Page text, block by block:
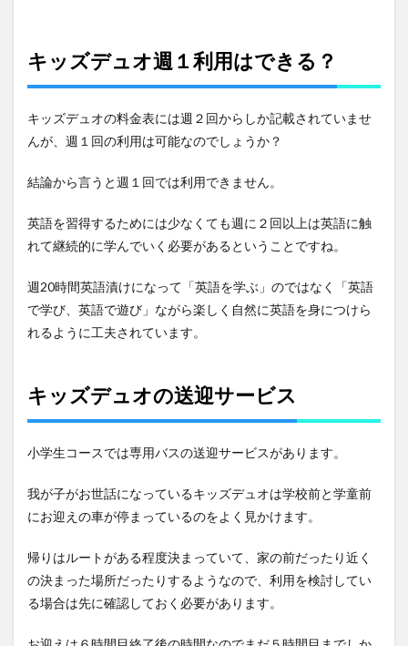
キッズデュオ週１利用はできる？
キッズデュオの料金表には週２回からしか記載されていませ
んが、週１回の利用は可能なのでしょうか？
結論から言うと週１回では利用できません。
英語を習得するためには少なくても週に２回以上は英語に触
れて継続的に学んでいく必要があるということですね。
週20時間英語漬けになって「英語を学ぶ」のではなく「英語
で学び、英語で遊び」ながら楽しく自然に英語を身につけら
れるように工夫されています。
キッズデュオの送迎サービス
小学生コースでは専用バスの送迎サービスがあります。
我が子がお世話になっているキッズデュオは学校前と学童前
にお迎えの車が停まっているのをよく見かけます。
帰りはルートがある程度決まっていて、家の前だったり近く
の決まった場所だったりするようなので、利用を検討してい
る場合は先に確認しておく必要があります。